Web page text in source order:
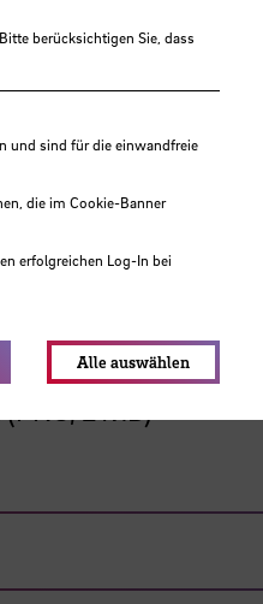
berücksichtigen Sie, dass
und sind für die einwandfreie
die im Cookie-Banner
erfolgreichen Log-In bei
Alle auswählen